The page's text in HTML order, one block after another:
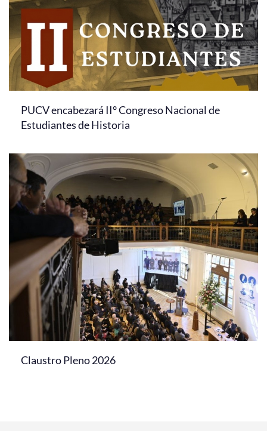
PUCV encabezará II° Congreso Nacional de
Estudiantes de Historia
Claustro Pleno 2026